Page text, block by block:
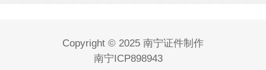
Copyright © 2025 南宁证件制作
南宁ICP898943